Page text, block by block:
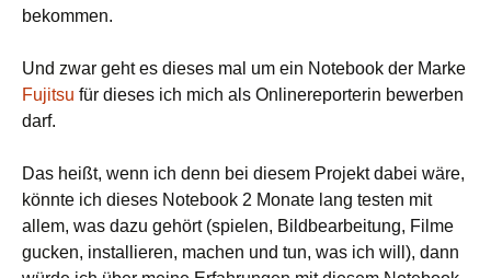
bekommen.
Und zwar geht es dieses mal um ein Notebook der Marke
Fujitsu für dieses ich mich als Onlinereporterin bewerben
darf.
Das heißt, wenn ich denn bei diesem Projekt dabei wäre,
könnte ich dieses Notebook 2 Monate lang testen mit
allem, was dazu gehört (spielen, Bildbearbeitung, Filme
gucken, installieren, machen und tun, was ich will), dann